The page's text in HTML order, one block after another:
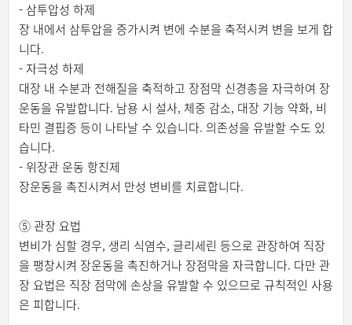
- 삼투압성 하제
장 내에서 삼투압을 증가시켜 변에 수분을 축적시켜 변을 보게 합
니다.
- 자극성 하제
대장 내 수분과 전해질을 축적하고 장점막 신경총을 자극하여 장
운동을 유발합니다. 남용 시 설사, 체중 감소, 대장 기능 약화, 비
타민 결핍증 등이 나타날 수 있습니다. 의존성을 유발할 수도 있
습니다.
- 위장관 운동 항진제
장운동을 촉진시켜서 만성 변비를 치료합니다.
⑤ 관장 요법
변비가 심할 경우, 생리 식염수, 글리세린 등으로 관장하여 직장
을 팽창시켜 장운동을 촉진하거나 장점막을 자극합니다. 다만 관
장 요법은 직장 점막에 손상을 유발할 수 있으므로 규칙적인 사용
은 피합니다.